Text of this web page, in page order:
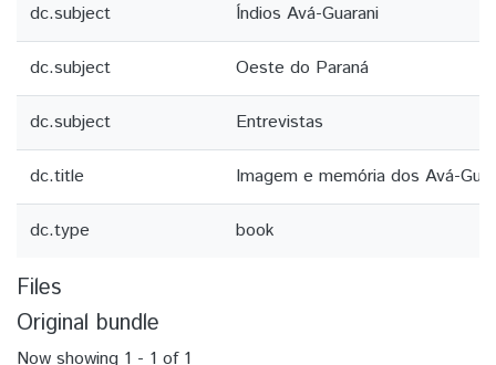
dc.subject Índios Avá-Guarani
dc.subject Oeste do Paraná
dc.subject Entrevistas
dc.title Imagem e memória dos Avá-
dc.type book
Files
Original bundle
Now showing 1 - 1 of 1